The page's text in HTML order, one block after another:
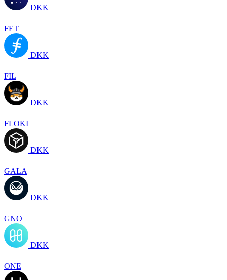
DKK
FET
DKK
FIL
DKK
FLOKI
DKK
GALA
DKK
GNO
DKK
ONE